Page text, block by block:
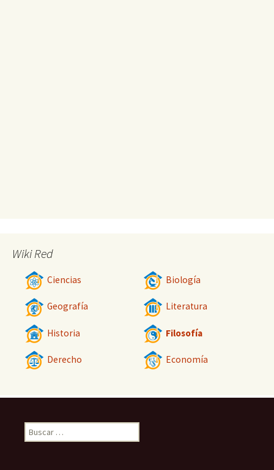
Wiki Red
Ciencias Biología
Geografía Literatura
Historia Filosofía
Derecho Economía
Buscar: